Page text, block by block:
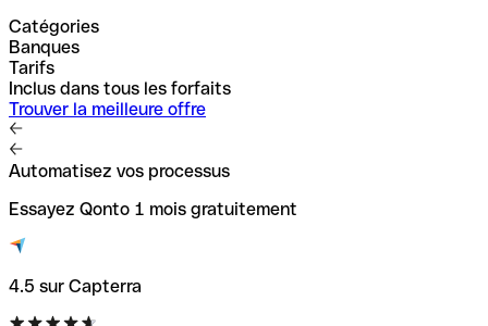
Catégories
Banques
Tarifs
Inclus dans tous les forfaits
Trouver la meilleure offre
Automatisez vos processus
Essayez Qonto 1 mois gratuitement
4.5 sur Capterra